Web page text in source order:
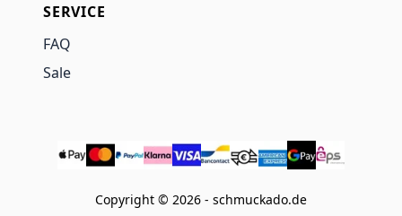
SERVICE
FAQ
Sale
Copyright © 2026 - schmuckado.de